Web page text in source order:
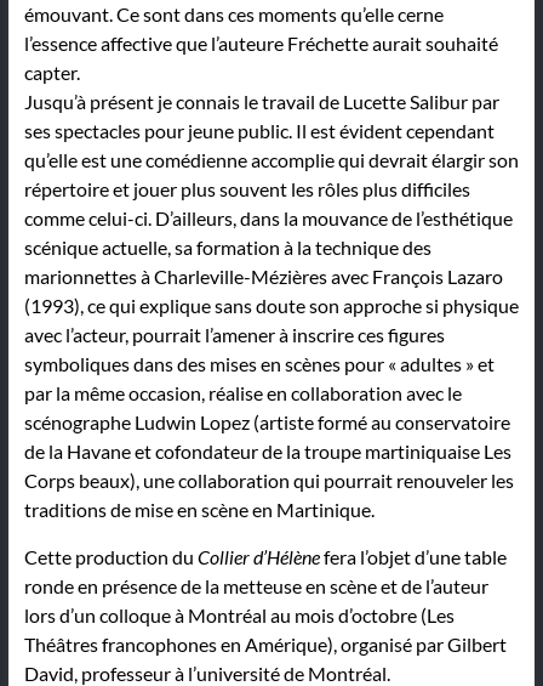
émouvant. Ce sont dans ces moments qu’elle cerne
l’essence affective que l’auteure Fréchette aurait souhaité
capter.
Jusqu’à présent je connais le travail de Lucette Salibur par
ses spectacles pour jeune public. Il est évident cependant
qu’elle est une comédienne accomplie qui devrait élargir son
répertoire et jouer plus souvent les rôles plus difficiles
comme celui-ci. D’ailleurs, dans la mouvance de l’esthétique
scénique actuelle, sa formation à la technique des
marionnettes à Charleville-Mézières avec François Lazaro
(1993), ce qui explique sans doute son approche si physique
avec l’acteur, pourrait l’amener à inscrire ces figures
symboliques dans des mises en scènes pour « adultes » et
par la même occasion, réalise en collaboration avec le
scénographe Ludwin Lopez (artiste formé au conservatoire
de la Havane et cofondateur de la troupe martiniquaise Les
Corps beaux), une collaboration qui pourrait renouveler les
traditions de mise en scène en Martinique.
Cette production du Collier d’Hélènefera l’objet d’une table
ronde en présence de la metteuse en scène et de l’auteur
lors d’un colloque à Montréal au mois d’octobre (Les
Théâtres francophones en Amérique), organisé par Gilbert
David, professeur à l’université de Montréal.